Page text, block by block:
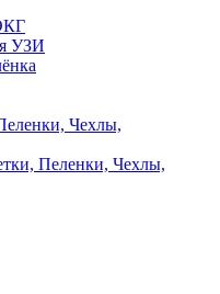
УЗИ
Чехлы,
Пеленки, Чехлы,